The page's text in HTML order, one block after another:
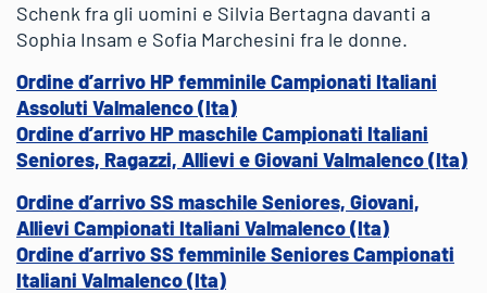
Schenk fra gli uomini e Silvia Bertagna davanti a
Sophia Insam e Sofia Marchesini fra le donne.
Ordine d’arrivo HP femminile Campionati Italiani
Assoluti Valmalenco (Ita)
Ordine d’arrivo HP maschile Campionati Italiani
Seniores, Ragazzi, Allievi e Giovani Valmalenco (Ita)
Ordine d’arrivo SS maschile Seniores, Giovani,
Allievi Campionati Italiani Valmalenco (Ita)
Ordine d’arrivo SS femminile Seniores Campionati
Italiani Valmalenco (Ita)